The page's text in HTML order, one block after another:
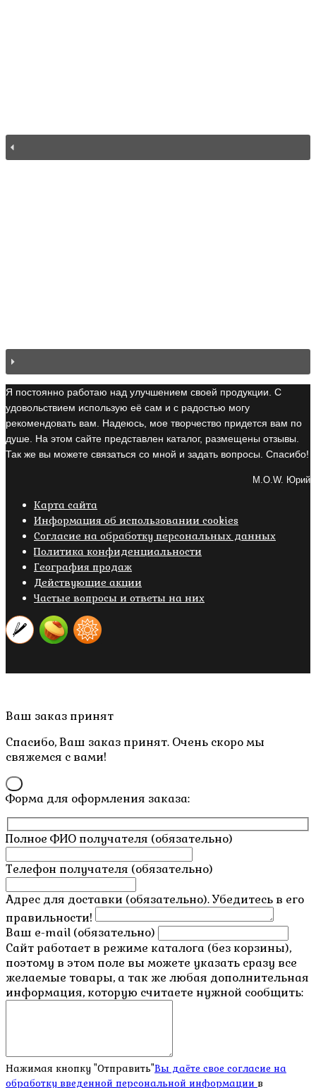
Я постоянно работаю над улучшением своей продукции. С
удовольствием использую её сам и с радостью могу
рекомендовать вам. Надеюсь, мое творчество придется вам по
душе. На этом сайте представлен каталог, размещены отзывы.
Так же вы можете связаться со мной и задать вопросы. Спасибо!
M.O.W. Юрий
Карта сайта
Информация об использовании cookies
Cогласие на обработку персональных данных
Политика конфиденциальности
География продаж
Действующие акции
Частые вопросы и ответы на них
Пролистать
Ваш заказ принят
Спасибо, Ваш заказ принят. Очень скоро мы
свяжемся с вами!
Форма для оформления заказа:
Полное ФИО получателя (обязательно)
Телефон получателя (обязательно)
Адрес для доставки (обязательно). Убедитесь в его
правильности!
Ваш e-mail (обязательно)
Сайт работает в режиме каталога (без корзины),
поэтому в этом поле вы можете указать сразу все
желаемые товары, а так же любая дополнительная
информация, которую считаете нужной сообщить:
Нажимая кнопку "Отправить"Вы даёте свое согласие на
обработку введенной персональной информации в